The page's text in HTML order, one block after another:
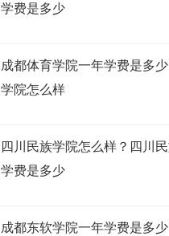
学费是多少
成都体育学院一年学费是多
学院怎么样
四川民族学院怎么样？四川
学费是多少
成都东软学院一年学费是多